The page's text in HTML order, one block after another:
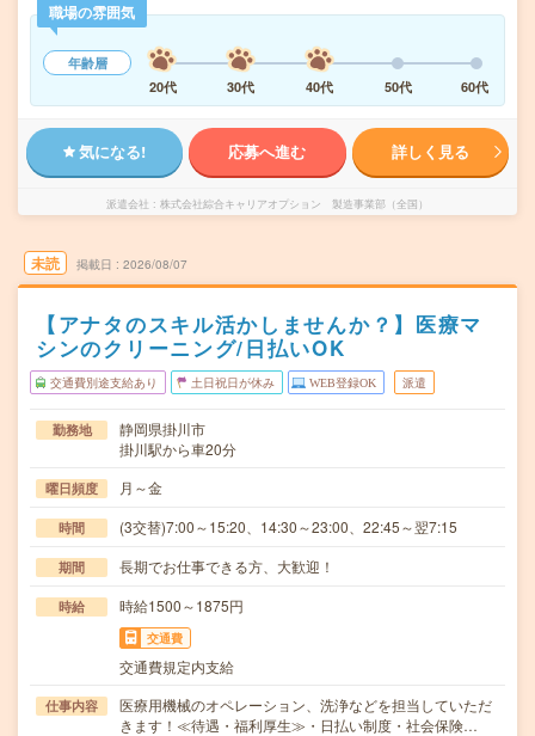
職場の雰囲気
年齢層
20代
30代 40代 50代 60代
気になる! 応募へ進む 詳しく見る
派遣会社 株式会社綜合キャリアオプション 製造事業部（全国）
未読 掲載日 2026/08/07
【アナタのスキル活かしませんか？】医療マ
シンのクリーニング/日払いOK
交通費別途支給あり 土日祝日が休み WEB登録OK 派遣
勤務地
静岡県掛川市
掛川駅から車20分
曜日頻度 月～金
時間 (3交替)7:00～15:20、14:30～23:00、22:45～翌7:15
期間 長期でお仕事できる方、大歓迎！
時給 時給1500～1875円
交通費
交通費規定内支給
仕事内容
医療用機械のオペレーション、洗浄などを担当していただ
きます！≪待遇・福利厚生≫・日払い制度・社会保険…